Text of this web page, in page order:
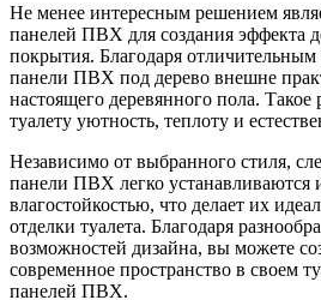
Не менее интересным решением
панелей ПВХ для создания эффекта
покрытия. Благодаря отличительным
панели ПВХ под дерево внешне
настоящего деревянного пола.
туалету уютность, теплоту и
Независимо от выбранного стиля,
панели ПВХ легко устанавливаются
влагостойкостью, что делает их
отделки туалета. Благодаря
возможностей дизайна, вы можете
современное пространство в своем
панелей ПВХ.